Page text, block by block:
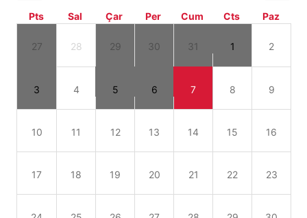
Pts Sal Çar Per Cum Cts Paz
27 28 29 30 31 1 2
3 4 5 6 7 8 9
10 11 12 13 14 15 16
17 18 19 20 21 22 23